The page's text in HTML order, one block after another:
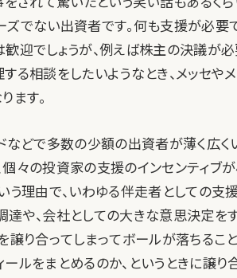
ズでない出資者です。何も支援が必要
迎でしょうが、例えば株主の決議が
る相談をしたいようなとき、メッセや
ます。
などで多数の少額の出資者が薄く広く
々の投資家の支援のインセンティブが
う理由で、いわゆる伴走者としての支
達や、会社としての大きな意思決定を
譲り合ってしまってボールが落ちる
ルをまとめるのか、というときに譲り